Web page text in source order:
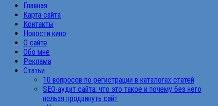
Главная
Карта сайта
Контакты
Новости кино
О сайте
Обо мне
Реклама
Статьи
10 вопросов по регистрации в каталогах статей
SEO-аудит сайта: что это такое и почему без него
нельзя продвинуть сайт